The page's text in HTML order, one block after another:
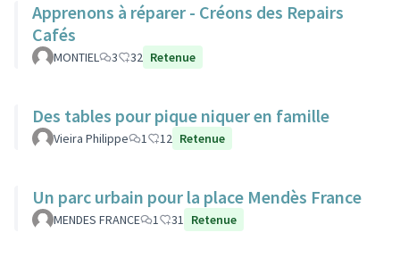
Apprenons à réparer - Créons des Repairs
Cafés
MONTIEL 3 32 Retenue
Des tables pour pique niquer en famille
Vieira Philippe 1 12 Retenue
Un parc urbain pour la place Mendès France
MENDES FRANCE 1 31 Retenue